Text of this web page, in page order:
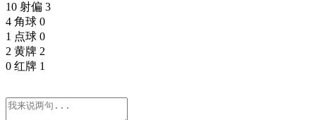
10 射偏 3
4 角球 0
1 点球 0
2 黄牌 2
0 红牌 1